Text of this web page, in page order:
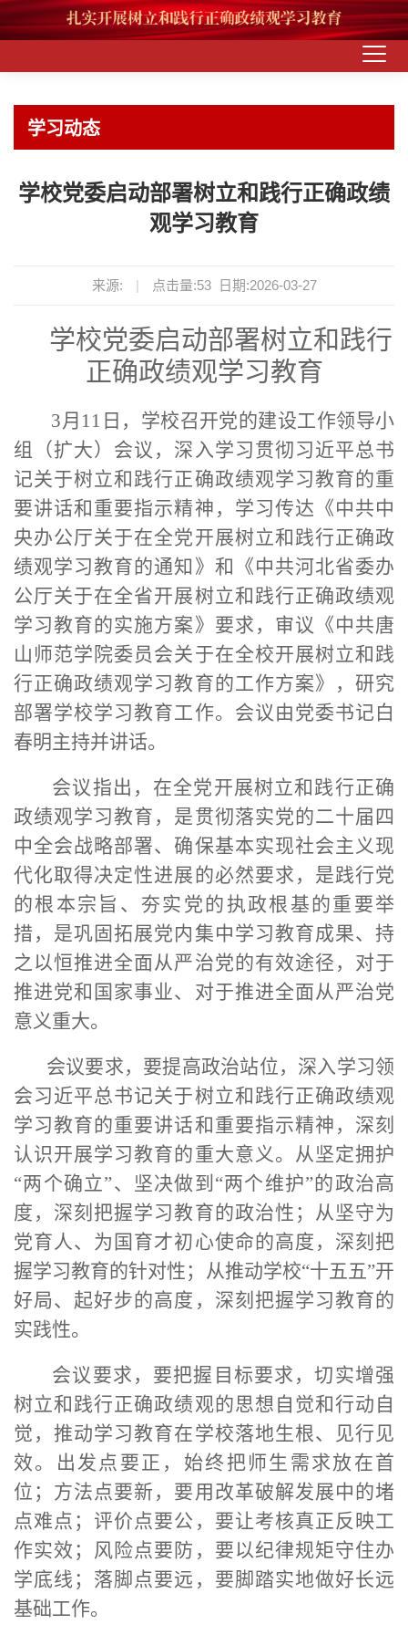
学习动态
学校党委启动部署树立和践行正确政绩
观学习教育
来源: | 点击量:53 日期:2026-03-27
学校党委启动部署树立和践行
正确政绩观学习教育
3月 11 日，学校召开党的建设工作领导小
组（扩大）会议，深入学习贯彻习近平总书
记关于树立和践行正确政绩观学习教育的重
要讲话和重要指示精神，学习传达《中共中
央办公厅关于在全党开展树立和践行正确政
绩观学习教育的通知》和《中共河北省委办
公厅关于在全省开展树立和践行正确政绩观
学习教育的实施方案》要求，审议《中共唐
山师范学院委员会关于在全校开展树立和践
行正确政绩观学习教育的工作方案》，研究
部署学校学习教育工作。会议由党委书记白
春明主持并讲话。
会议指出，在全党开展树立和践行正确
政绩观学习教育，是贯彻落实党的二十届四
中全会战略部署、确保基本实现社会主义现
代化取得决定性进展的必然要求，是践行党
的根本宗旨、夯实党的执政根基的重要举
措，是巩固拓展党内集中学习教育成果、持
之以恒推进全面从严治党的有效途径，对于
推进党和国家事业、对于推进全面从严治党
意义重大。
会议要求，要提高政治站位，深入学习领
会习近平总书记关于树立和践行正确政绩观
学习教育的重要讲话和重要指示精神，深刻
认识开展学习教育的重大意义。从坚定拥护
“两个确立”、坚决做到“两个维护”的政治高
度，深刻把握学习教育的政治性；从坚守为
党育人、为国育才初心使命的高度，深刻把
握学习教育的针对性；从推动学校“十五五”开
好局、起好步的高度，深刻把握学习教育的
实践性。
会议要求，要把握目标要求，切实增强
树立和践行正确政绩观的思想自觉和行动自
觉，推动学习教育在学校落地生根、见行见
效。出发点要正，始终把师生需求放在首
位；方法点要新，要用改革破解发展中的堵
点难点；评价点要公，要让考核真正反映工
作实效；风险点要防，要以纪律规矩守住办
学底线；落脚点要远，要脚踏实地做好长远
基础工作。